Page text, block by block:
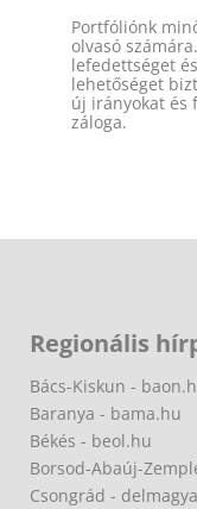
Portfóliónk
olvasó
lefedettséget
lehetőséget
új irányokat és
záloga.
Regionális
Bács-Kiskun -
Baranya - bama.hu
Békés - beol.hu
Borsod-Abaúj-
Csongrád -